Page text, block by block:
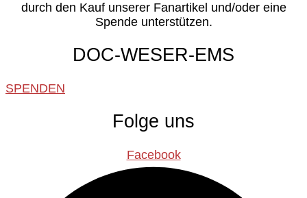
durch den Kauf unserer Fanartikel und/oder eine
Spende unterstützen.
DOC-WESER-EMS
SPENDEN
Folge uns
Facebook